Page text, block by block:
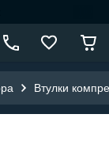
Втулки